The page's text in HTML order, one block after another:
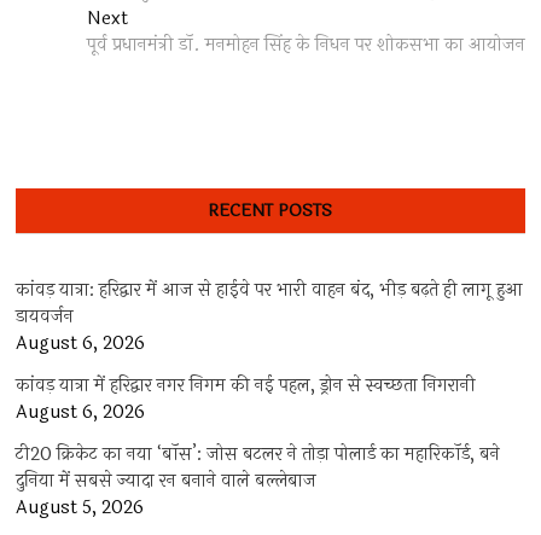
NextNext
post:
पूर्व प्रधानमंत्री डॉ. मनमोहन सिंह के निधन पर शोकसभा का आयोजन
RECENT POSTS
कांवड़ यात्रा: हरिद्वार में आज से हाईवे पर भारी वाहन बंद, भीड़ बढ़ते ही लागू हुआ
डायवर्जन
August 6, 2026
कांवड़ यात्रा में हरिद्वार नगर निगम की नई पहल, ड्रोन से स्वच्छता निगरानी
August 6, 2026
टी20 क्रिकेट का नया ‘बॉस’: जोस बटलर ने तोड़ा पोलार्ड का महारिकॉर्ड, बने
दुनिया में सबसे ज्यादा रन बनाने वाले बल्लेबाज
August 5, 2026